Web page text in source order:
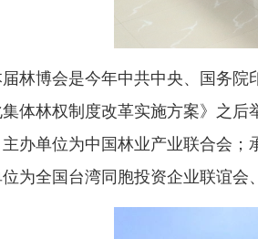
博会是今年中共中央、国务院
集体林权制度改革实施方案》之
办单位为中国林业产业联合会
为全国台湾同胞投资企业联谊会